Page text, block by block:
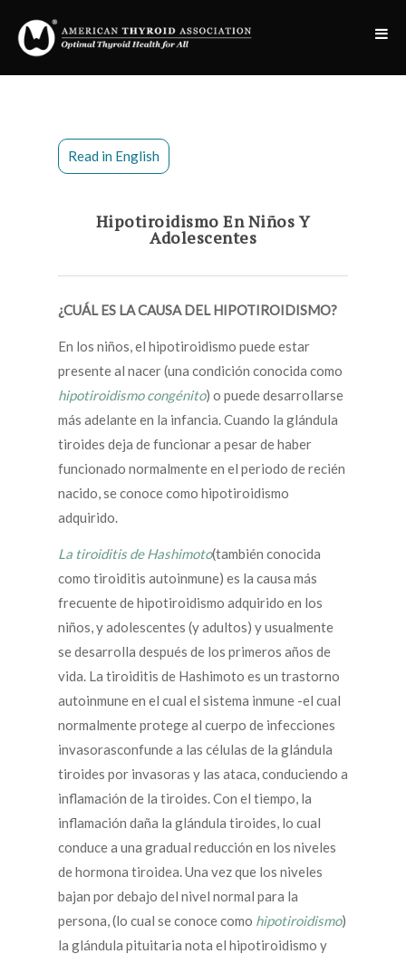
Read in English
Hipotiroidismo En Niños Y
Adolescentes
¿CUÁL ES LA CAUSA DEL HIPOTIROIDISMO?
En los niños, el hipotiroidismo puede estar
presente al nacer (una condición conocida como
hipotiroidismo congénito) o puede desarrollarse
más adelante en la infancia. Cuando la glándula
tiroides deja de funcionar a pesar de haber
funcionado normalmente en el periodo de recién
nacido, se conoce como hipotiroidismo
adquirido.
La tiroiditis de Hashimoto(también conocida
como tiroiditis autoinmune) es la causa más
frecuente de hipotiroidismo adquirido en los
niños, y adolescentes (y adultos) y usualmente
se desarrolla después de los primeros años de
vida. La tiroiditis de Hashimoto es un trastorno
autoinmune en el cual el sistema inmune -el cual
normalmente protege al cuerpo de infecciones
invasorasconfunde a las células de la glándula
tiroides por invasoras y las ataca, conduciendo a
inflamación de la tiroides. Con el tiempo, la
inflamación daña la glándula tiroides, lo cual
conduce a una gradual reducción en los niveles
de hormona tiroidea. Una vez que los niveles
bajan por debajo del nivel normal para la
persona, (lo cual se conoce como hipotiroidismo)
la glándula pituitaria nota el hipotiroidismo y